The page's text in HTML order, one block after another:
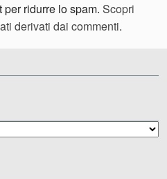
ridurre lo spam. Scopri
derivati dai commenti.